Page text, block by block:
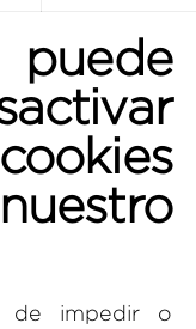
puede
de impedir o